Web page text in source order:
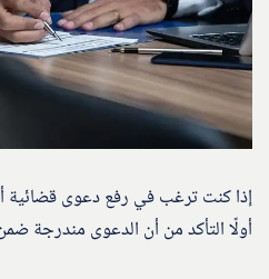
إذا كنت ترغب في رفع دعوى قضائية
أولًا التأكد من أن الدعوى مندرجة